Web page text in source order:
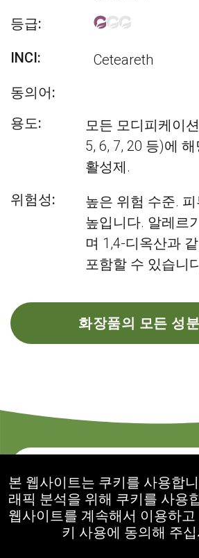
등급:
INCI:
Ceteareth
동의어:
용도:
모든 모디피케이
5, 6, 7, 20 등)에
활성제.
위험성:
높은 위험 수준.
높입니다. 알레르
며 1,4-디옥산과
포함할 수 있습니
화장품의 모든 성
ecogolik.com
본 웹사이트는 쿠키를 사용합
래픽 분석을 위해 쿠키를 사용
웹사이트를 계속해서 이용하고
키 사용에 동의해 주